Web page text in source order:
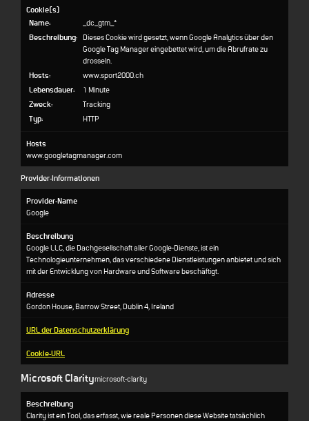
Cookie(s)
Name:
_dc_gtm_*
Beschreibung: Dieses Cookie wird gesetzt, wenn Google Analytics über den
Google Tag Manager eingebettet wird, um die Abrufrate zu
drosseln.
Hosts:
www.sport2000.ch
Lebensdauer:
1 Minute
Zweck:
Tracking
Typ:
HTTP
Hosts
www.googletagmanager.com
Provider-Informationen
Provider-Name
Google
Beschreibung
Google LLC, die Dachgesellschaft aller Google-Dienste, ist ein
Technologieunternehmen, das verschiedene Dienstleistungen anbietet und sich
mit der Entwicklung von Hardware und Software beschäftigt.
Adresse
Gordon House, Barrow Street, Dublin 4, Ireland
URL der Datenschutzerklärung
Cookie-URL
Microsoft Claritymicrosoft-clarity
Beschreibung
Clarity ist ein Tool, das erfasst, wie reale Personen diese Website tatsächlich